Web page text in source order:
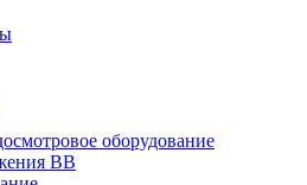
оборудование
ВВ